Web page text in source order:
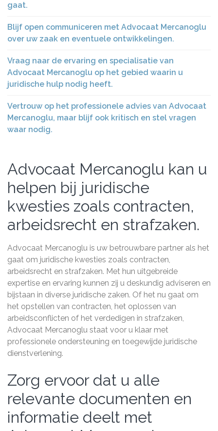
gaat.
Blijf open communiceren met Advocaat Mercanoglu
over uw zaak en eventuele ontwikkelingen.
Vraag naar de ervaring en specialisatie van
Advocaat Mercanoglu op het gebied waarin u
juridische hulp nodig heeft.
Vertrouw op het professionele advies van Advocaat
Mercanoglu, maar blijf ook kritisch en stel vragen
waar nodig.
Advocaat Mercanoglu kan u
helpen bij juridische
kwesties zoals contracten,
arbeidsrecht en strafzaken.
Advocaat Mercanoglu is uw betrouwbare partner als het
gaat om juridische kwesties zoals contracten,
arbeidsrecht en strafzaken. Met hun uitgebreide
expertise en ervaring kunnen zij u deskundig adviseren en
bijstaan in diverse juridische zaken. Of het nu gaat om
het opstellen van contracten, het oplossen van
arbeidsconflicten of het verdedigen in strafzaken,
Advocaat Mercanoglu staat voor u klaar met
professionele ondersteuning en toegewijde juridische
dienstverlening.
Zorg ervoor dat u alle
relevante documenten en
informatie deelt met